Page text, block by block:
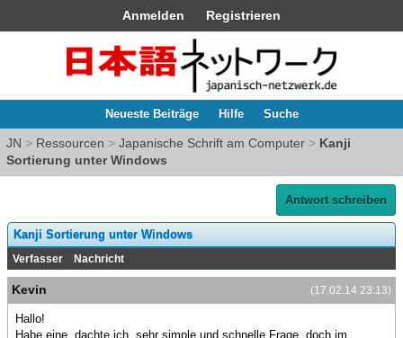
Anmelden Registrieren
Neueste Beiträge Hilfe Suche
JN > Ressourcen > Japanische Schrift am Computer > Kanji
Sortierung unter Windows
Antwort schreiben
Kanji Sortierung unter Windows
Verfasser Nachricht
(17.02.14 23:13)
Kevin
Hallo!
Habe eine, dachte ich, sehr simple und schnelle Frage, doch im